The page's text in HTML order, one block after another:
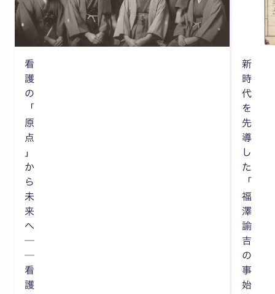
看
護
の
「
原
点
」
か
ら
未
来
へ
─
─
看
護
新
時
代
を
先
導
し
た
「
福
澤
諭
吉
の
事
始